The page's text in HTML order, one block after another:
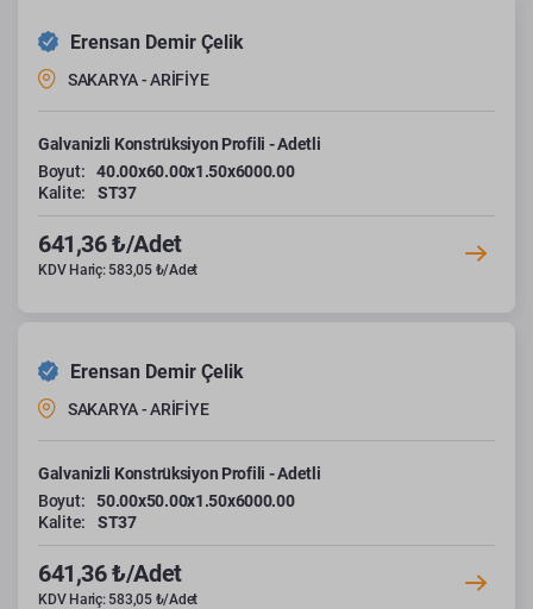
Erensan Demir Çelik
SAKARYA - ARİFİYE
Galvanizli Konstrüksiyon Profili - Adetli
Boyut:
40.00x60.00x1.50x6000.00
Kalite:
ST37
641,36 ₺/Adet
KDV Hariç: 583,05 ₺/Adet
Erensan Demir Çelik
SAKARYA - ARİFİYE
Galvanizli Konstrüksiyon Profili - Adetli
Boyut:
50.00x50.00x1.50x6000.00
Kalite:
ST37
641,36 ₺/Adet
KDV Hariç: 583,05 ₺/Adet